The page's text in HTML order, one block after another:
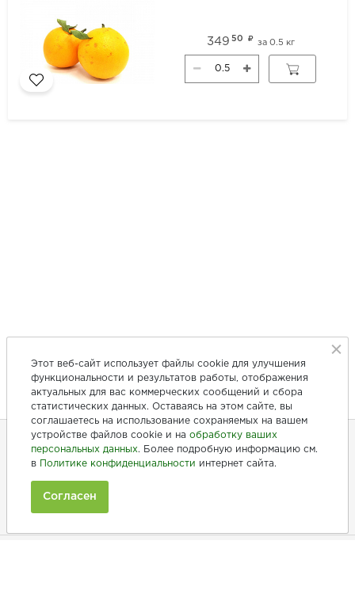
349 50 за 0.5 кг
+7 (846) 275-20-10
Этот веб-сайт использует файлы cookie для улучшения
функциональности и результатов работы, отображения
актуальных для вас коммерческих сообщений и сбора
статистических данных. Оставаясь на этом сайте, вы
соглашаетесь на использование сохраняемых на вашем
устройстве файлов cookie и на обработку ваших
персональных данных. Более подробную информацию см.
в
Политике конфиденциальности интернет сайта.
Согласен